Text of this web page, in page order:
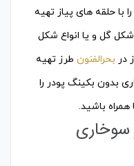
با حلقه های پیاز تهیه
گل و یا انواع شکل
در بحرالفنون طرز تهیه
بدون بکینگ پودر را
باشید.
سوخاری